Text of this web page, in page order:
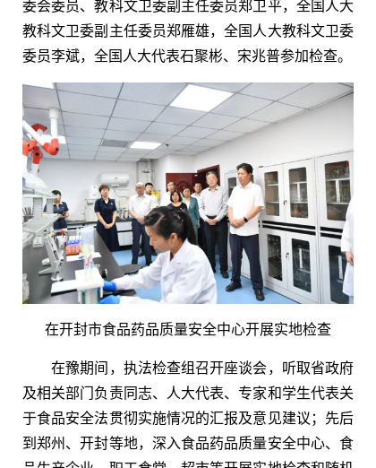
委会委员、教科文卫委副主任委员郑卫平，全国人大
教科文卫委副主任委员郑雁雄，全国人大教科文卫委
委员李斌，全国人大代表石聚彬、宋兆普参加检查。
在开封市食品药品质量安全中心开展实地检查
在豫期间，执法检查组召开座谈会，听取省政府
及相关部门负责同志、人大代表、专家和学生代表关
于食品安全法贯彻实施情况的汇报及意见建议；先后
到郑州、开封等地，深入食品药品质量安全中心、食